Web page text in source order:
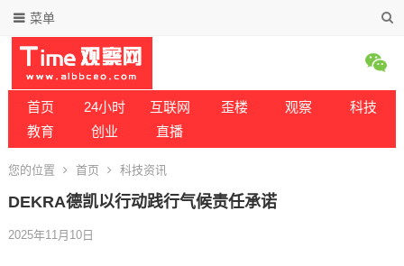
菜单
首页 24小时 互联网 歪楼 观察
科技
教育
创业 直播
您的位置 首页 科技资讯
DEKRA德凯以行动践行气候责任承诺
2025年11月10日